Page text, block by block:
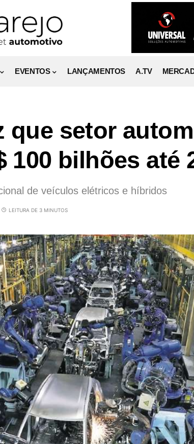
EVENTOS LANÇAMENTOS A.TV
que setor
100 bilhões até
de veículos elétricos e híbridos
LEITURA DE 3 MINUTOS